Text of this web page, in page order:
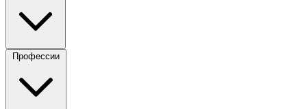
Профессии